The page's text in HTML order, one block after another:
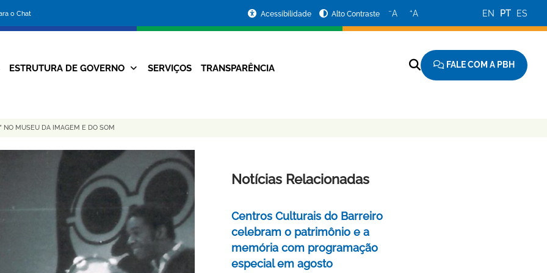
o Chat
da
Prefeitura
Acessibilidade Alto Contraste −A +A EN PT ES
Navegação
ESTRUTURA DE GOVERNO SERVIÇOS TRANSPARÊNCIA FALE COM A PBH
NO MUSEU DA IMAGEM E DO SOM
Notícias Relacionadas
Centros Culturais do Barreiro
celebram o patrimônio e a
memória com programação
especial em agosto